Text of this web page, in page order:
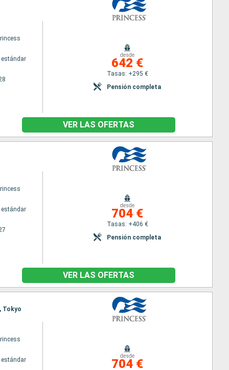
desde
642 €
Tasas: +295 €
Pensión completa
VER LAS OFERTAS
desde
704 €
Tasas: +406 €
Pensión completa
VER LAS OFERTAS
Tokyo
desde
704 €